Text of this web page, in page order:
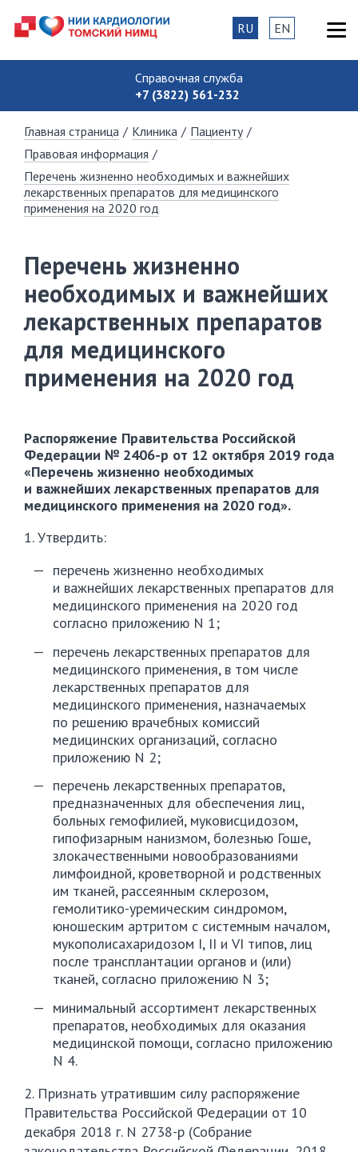
Справочная служба
+7 (3822) 561-232
RU EN
Главная страница / Клиника / Пациенту /
Правовая информация /
Перечень жизненно необходимых и важнейших
лекарственных препаратов для медицинского
применения на 2020 год
Перечень жизненно
необходимых и важнейших
лекарственных препаратов
для медицинского
применения на 2020 год
Распоряжение Правительства Российской
Федерации № 2406-р от 12 октября 2019 года
«Перечень жизненно необходимых
и важнейших лекарственных препаратов для
медицинского применения на 2020 год».
1. Утвердить:
перечень жизненно необходимых
и важнейших лекарственных препаратов для
медицинского применения на 2020 год
согласно приложению N 1;
перечень лекарственных препаратов для
медицинского применения, в том числе
лекарственных препаратов для
медицинского применения, назначаемых
по решению врачебных комиссий
медицинских организаций, согласно
приложению N 2;
перечень лекарственных препаратов,
предназначенных для обеспечения лиц,
больных гемофилией, муковисцидозом,
гипофизарным нанизмом, болезнью Гоше,
злокачественными новообразованиями
лимфоидной, кроветворной и родственных
им тканей, рассеянным склерозом,
гемолитико-уремическим синдромом,
юношеским артритом с системным началом,
мукополисахаридозом I, II и VI типов, лиц
после трансплантации органов и (или)
тканей, согласно приложению N 3;
минимальный ассортимент лекарственных
препаратов, необходимых для оказания
медицинской помощи, согласно приложению
N 4.
2. Признать утратившим силу распоряжение
Правительства Российской Федерации от 10
декабря 2018 г. N 2738-р (Собрание